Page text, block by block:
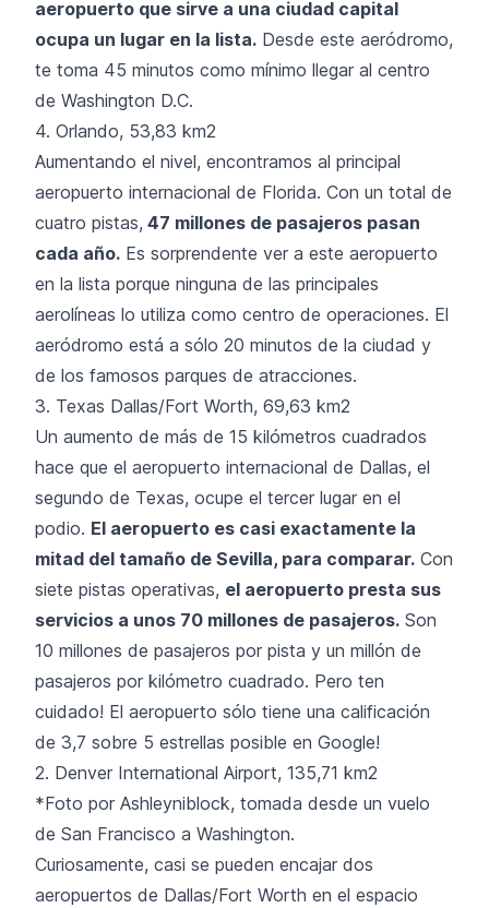
aeropuerto que sirve a una ciudad capital
ocupa un lugar en la lista. Desde este aeródromo,
te toma 45 minutos como mínimo llegar al centro
de Washington D.C.
4. Orlando, 53,83 km2
Aumentando el nivel, encontramos al principal
aeropuerto internacional de Florida. Con un total de
cuatro pistas, 47 millones de pasajeros pasan
cada año. Es sorprendente ver a este aeropuerto
en la lista porque ninguna de las principales
aerolíneas lo utiliza como centro de operaciones. El
aeródromo está a sólo 20 minutos de la ciudad y
de los famosos parques de atracciones.
3. Texas Dallas/Fort Worth, 69,63 km2
Un aumento de más de 15 kilómetros cuadrados
hace que el aeropuerto internacional de Dallas, el
segundo de Texas, ocupe el tercer lugar en el
podio. El aeropuerto es casi exactamente la
mitad del tamaño de Sevilla, para comparar. Con
siete pistas operativas, el aeropuerto presta sus
servicios a unos 70 millones de pasajeros. Son
10 millones de pasajeros por pista y un millón de
pasajeros por kilómetro cuadrado. Pero ten
cuidado! El aeropuerto sólo tiene una calificación
de 3,7 sobre 5 estrellas posible en Google!
2. Denver International Airport, 135,71 km2
*Foto por Ashleyniblock, tomada desde un vuelo
de San Francisco a Washington.
Curiosamente, casi se pueden encajar dos
aeropuertos de Dallas/Fort Worth en el espacio